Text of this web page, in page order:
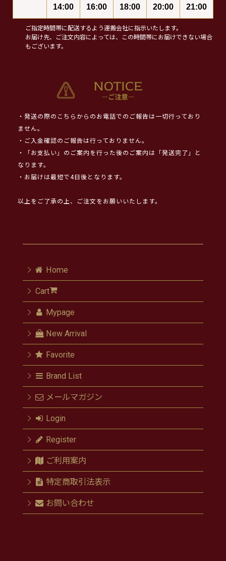
14:00
16:00
18:00
20:00
21:00
ご指定時間帯に配送するよう運搬会社に指示いたします。
お届け先、ご注文内容によっては、この時間帯にお届けできない場合
もございます。
・発送の際のこちらからのお電話でのご報告は一切行っており
ません。
・ご入金確認のご報告は行っておりません。
・「お支払い」のご案内を行った後のご案内は「発送完了」と
なります。
・お届けは最短で4日後となります。
以上をご了承の上、ご注文をお願いいたします。
Home
Cart
Mypage
New Arrival
Favorite
Brand List
メールマガジン
Login
Register
ご利用案内
特定商取引法表示
お問い合わせ